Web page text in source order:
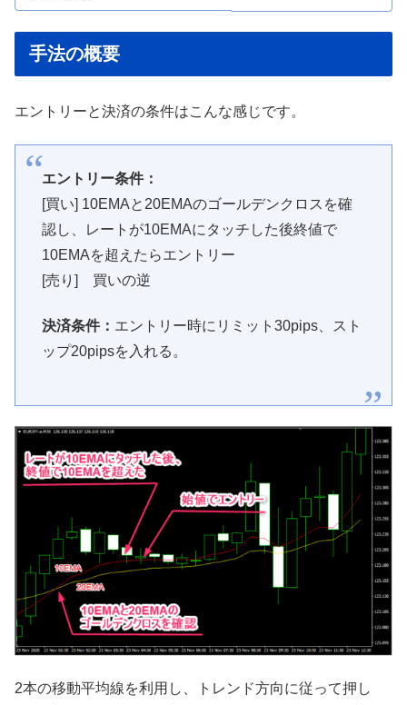
手法の概要
エントリーと決済の条件はこんな感じです。
エントリー条件：
[買い] 10EMAと20EMAのゴールデンクロスを確
認し、レートが10EMAにタッチした後終値で
10EMAを超えたらエントリー
[売り] 買いの逆
決済条件： エントリー時にリミット30pips、スト
ップ20pipsを入れる。
2本の移動平均線を利用し、トレンド方向に従って押し